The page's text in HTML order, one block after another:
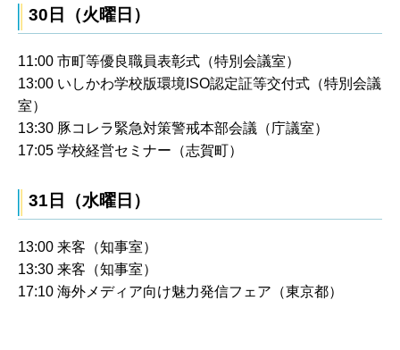
30日（火曜日）
11:00 市町等優良職員表彰式（特別会議室）
13:00 いしかわ学校版環境ISO認定証等交付式（特別会議
室）
13:30 豚コレラ緊急対策警戒本部会議（庁議室）
17:05 学校経営セミナー（志賀町）
31日（水曜日）
13:00 来客（知事室）
13:30 来客（知事室）
17:10 海外メディア向け魅力発信フェア（東京都）